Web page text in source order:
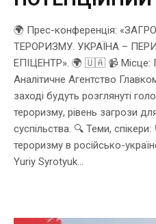
🌍 Прес-конференція:
ТЕРОРИЗМУ. УКРАЇНА –
ЕПІЦЕНТР». 🌍 🇺🇦 📹 Місце:
Аналітичне Агентство
заході будуть розглянуті
тероризму, рівень загрози
суспільства. 🔍 Теми,
тероризму в російсько-
Yuriy Syrotyuk...